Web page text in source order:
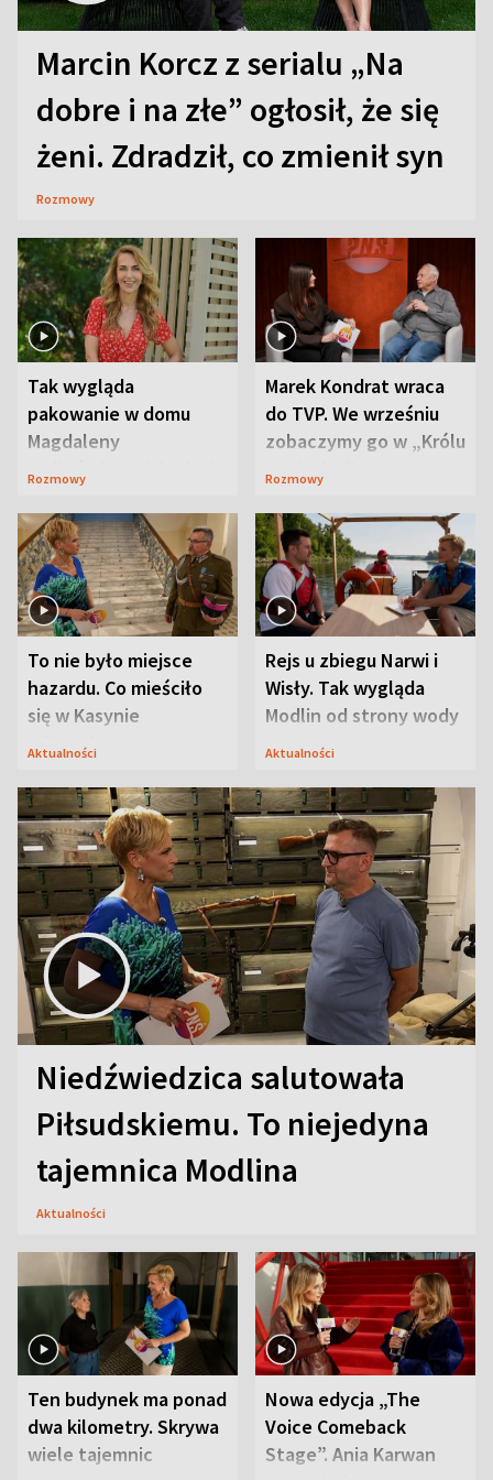
Marcin Korcz z serialu „Na
dobre i na złe” ogłosił, że się
żeni. Zdradził, co zmienił syn
Rozmowy
Tak wygląda
pakowanie w domu
Magdaleny
Waligórskiej-Lisieckiej.
Rozmowy
Marek Kondrat wraca
do TVP. We wrześniu
zobaczymy go w „Królu
Maciusiu I”
Rozmowy
To nie było miejsce
hazardu. Co mieściło
się w Kasynie
Oficerskim?
Aktualności
Rejs u zbiegu Narwi i
Wisły. Tak wygląda
Modlin od strony wody
Aktualności
Niedźwiedzica salutowała
Piłsudskiemu. To niejedyna
tajemnica Modlina
Aktualności
Ten budynek ma ponad
dwa kilometry. Skrywa
wiele tajemnic
Nowa edycja „The
Voice Comeback
Stage”. Ania Karwan